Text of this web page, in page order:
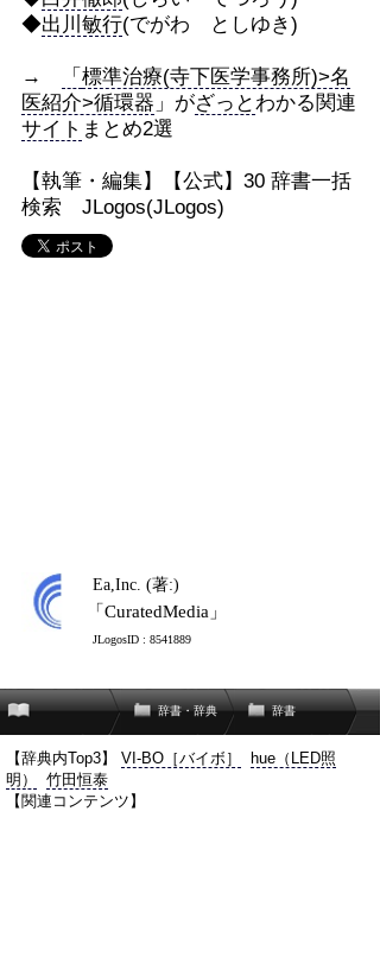
◆出川敏行(でがわ としゆき)
→ 「 標準治療(寺下医学事務所)>名
医紹介>循環器 」がざっと わかる関連
サイト まとめ2選
【執筆・編集】【公式】30 辞書一括
検索 JLogos(JLogos)
Ea,Inc. (著:)
「CuratedMedia」
JLogosID : 8541889
辞書・辞典 辞書
【辞典内Top3】 VI-BO［バイボ］
hue（LED照
明）
竹田恒泰
【関連コンテンツ】